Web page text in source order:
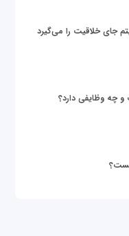
جای خلاقیت را می‌گیرد
چه وظایفی دارد؟